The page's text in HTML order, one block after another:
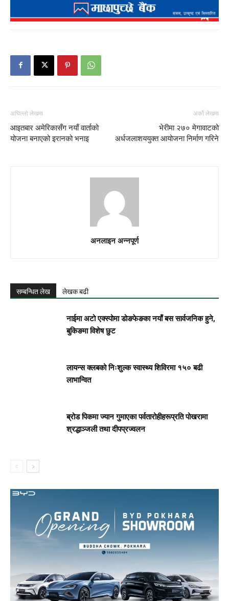
अघिल्लो लेखमा
आइतबार अमेरिकासँग नयाँ वार्ताको
योजना बनाएको इरानको भनाइ
अर्को लेखमा
भेरीमा २७० मेगावाटको
अर्धजलाशययुक्त आयोजना निर्माण गरिने
अनलाइन अन्नपूर्ण
सम्बन्धित लेख लेखक बढी
नाईमा अटो एक्स्पोमा डोङफेङका नयाँ बस सार्वजनिक हुने,
बुकिङमा विशेष छुट
लायन्स क्लबको निःशुल्क स्वास्थ्य शिविरमा १५० बढी
लाभान्वित
ब्रोड पिकमा ज्यान गुमाएका पर्वतारोहीहरूप्रति पोखरामा
श्रद्धाञ्जली तथा दीपप्रज्वलन